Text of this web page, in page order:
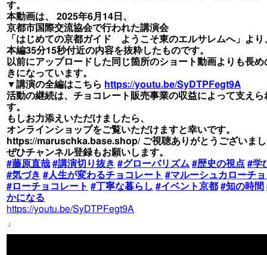
す。
本動画は、 2025年6月14日、
京都市国際交流協会で行われた講演会
「はじめての京都ガイド ようこそ東のエルサレムへ」より
本編35分15秒付近の内容を抜粋したものです。
以前にアップロードした同じ箇所のショート動画よりも長め
きになっています。
▼講演の全編はこちら https://youtu.be/SyDTPFegt9A
活動の継続は、チョコレート販売事業の収益によって支えら
す。
もしお力添えいただけましたら、
オンラインショップをご覧いただけますと幸いです。
https://maruschka.base.shop/ご視聴ありがとうございま
ぜひチャンネル登録もお願いします。
#藤原直哉 #講演切り抜き #グローバリズム #歴史の視点 #学
#気づき #人生が変わるチョコレート #マルーシュカローチ
#ローチョコレート #丁寧な暮らし #イベント京都 #知の時間
かになる
https://youtu.be/SyDTPFegt9A
」